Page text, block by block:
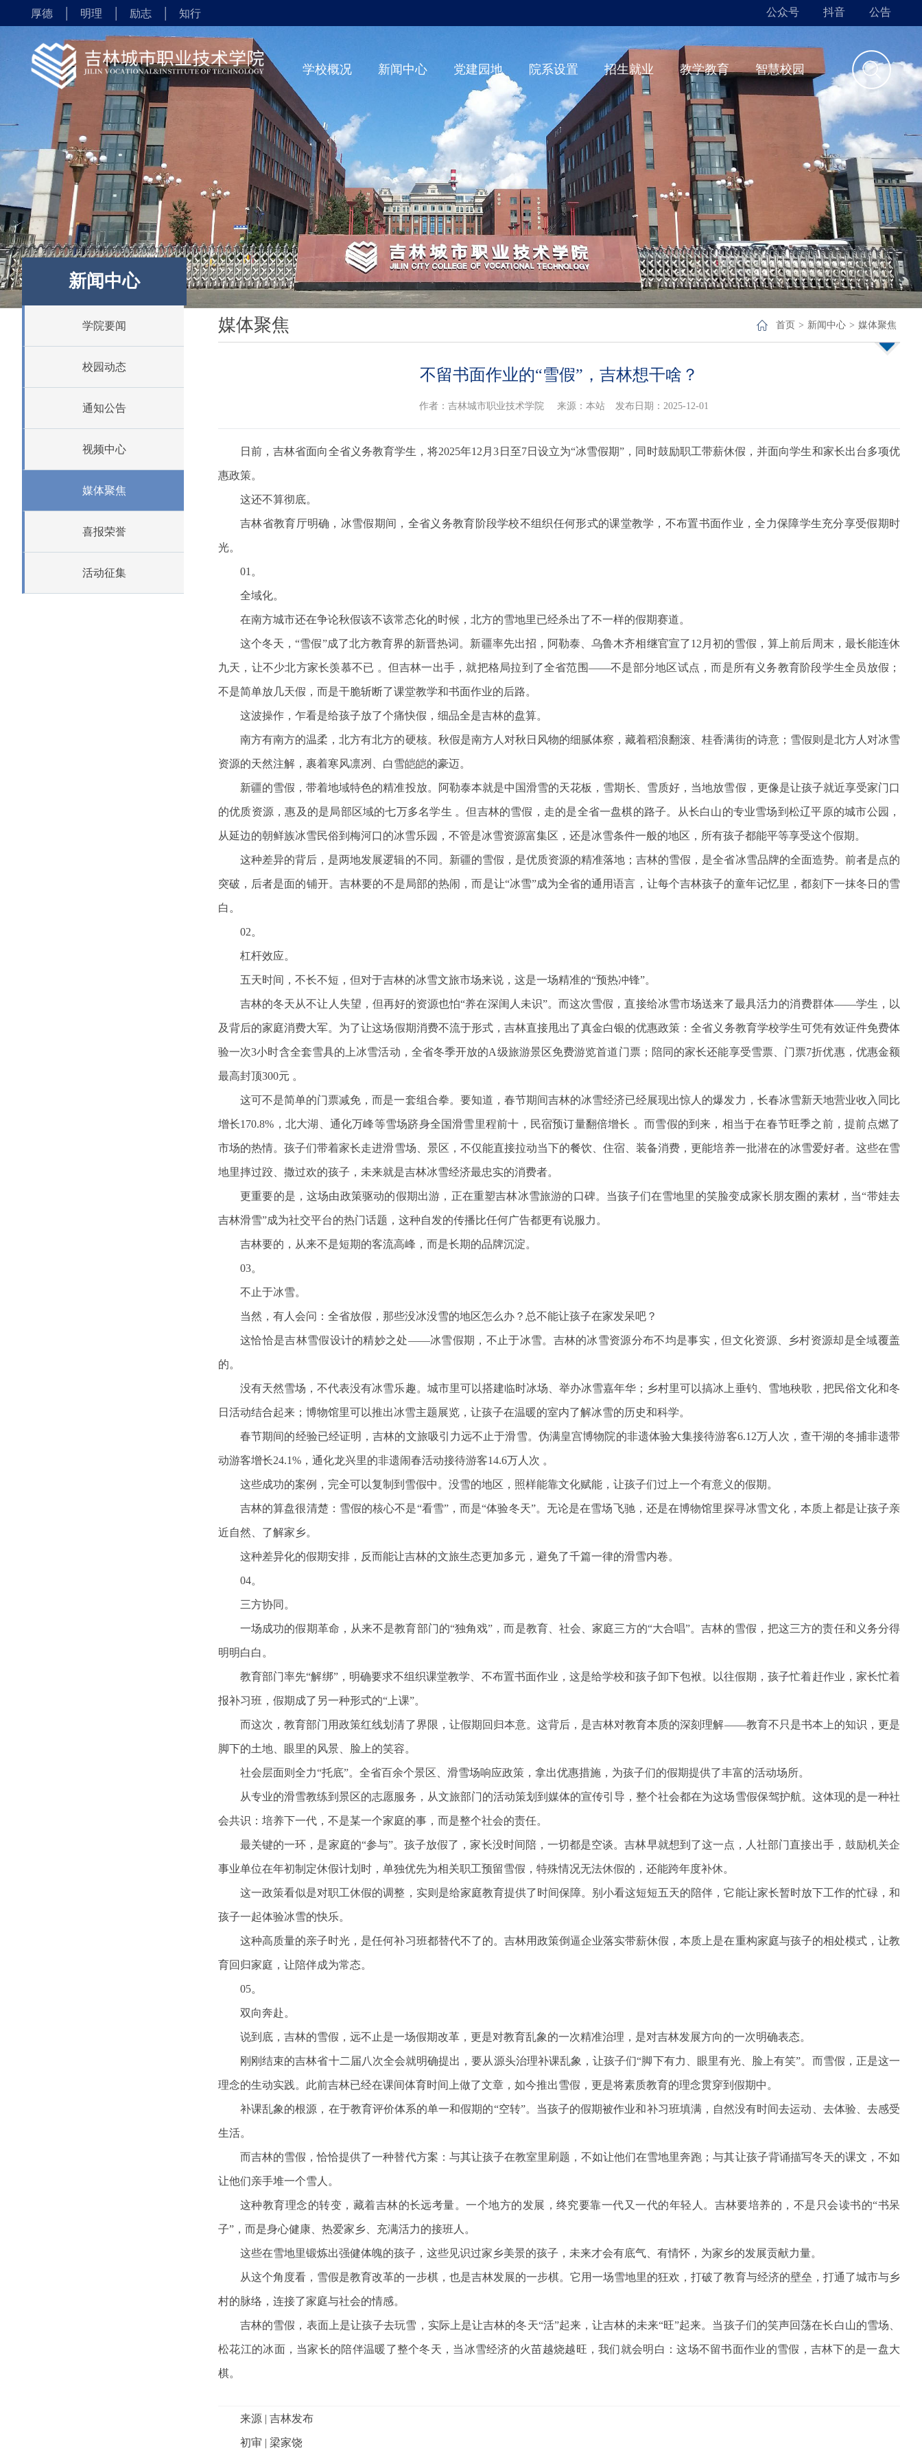
厚德 | 明理 | 励志 | 知行 公众号 抖音 公告
学校概况 新闻中心 党建园地 院系设置 招生就业 教学教育 智慧校园
新闻中心
学院要闻
校园动态
通知公告
视频中心
媒体聚焦
喜报荣誉
活动征集
媒体聚焦 首页 > 新闻中心 > 媒体聚焦
不留书面作业的“雪假”，吉林想干啥？
作者：吉林城市职业技术学院 来源：本站 发布日期：2025-12-01
日前，吉林省面向全省义务教育学生，将2025年12月3日至7日设立为“冰雪假期”，同时鼓励职工带薪休假，并面向学生和家长出台多项优
惠政策。
这还不算彻底。
吉林省教育厅明确，冰雪假期间，全省义务教育阶段学校不组织任何形式的课堂教学，不布置书面作业，全力保障学生充分享受假期时
光。
01。
全域化。
在南方城市还在争论秋假该不该常态化的时候，北方的雪地里已经杀出了不一样的假期赛道。
这个冬天，“雪假”成了北方教育界的新晋热词。新疆率先出招，阿勒泰、乌鲁木齐相继官宣了12月初的雪假，算上前后周末，最长能连休
九天，让不少北方家长羡慕不已 。但吉林一出手，就把格局拉到了全省范围——不是部分地区试点，而是所有义务教育阶段学生全员放假；
不是简单放几天假，而是干脆斩断了课堂教学和书面作业的后路。
这波操作，乍看是给孩子放了个痛快假，细品全是吉林的盘算。
南方有南方的温柔，北方有北方的硬核。秋假是南方人对秋日风物的细腻体察，藏着稻浪翻滚、桂香满街的诗意；雪假则是北方人对冰雪
资源的天然注解，裹着寒风凛冽、白雪皑皑的豪迈。
新疆的雪假，带着地域特色的精准投放。阿勒泰本就是中国滑雪的天花板，雪期长、雪质好，当地放雪假，更像是让孩子就近享受家门口
的优质资源，惠及的是局部区域的七万多名学生 。但吉林的雪假，走的是全省一盘棋的路子。从长白山的专业雪场到松辽平原的城市公园，
从延边的朝鲜族冰雪民俗到梅河口的冰雪乐园，不管是冰雪资源富集区，还是冰雪条件一般的地区，所有孩子都能平等享受这个假期。
这种差异的背后，是两地发展逻辑的不同。新疆的雪假，是优质资源的精准落地；吉林的雪假，是全省冰雪品牌的全面造势。前者是点的
突破，后者是面的铺开。吉林要的不是局部的热闹，而是让“冰雪”成为全省的通用语言，让每个吉林孩子的童年记忆里，都刻下一抹冬日的雪
白。
02。
杠杆效应。
五天时间，不长不短，但对于吉林的冰雪文旅市场来说，这是一场精准的“预热冲锋”。
吉林的冬天从不让人失望，但再好的资源也怕“养在深闺人未识”。而这次雪假，直接给冰雪市场送来了最具活力的消费群体——学生，以
及背后的家庭消费大军。为了让这场假期消费不流于形式，吉林直接甩出了真金白银的优惠政策：全省义务教育学校学生可凭有效证件免费体
验一次3小时含全套雪具的上冰雪活动，全省冬季开放的A级旅游景区免费游览首道门票；陪同的家长还能享受雪票、门票7折优惠，优惠金额
最高封顶300元 。
这可不是简单的门票减免，而是一套组合拳。要知道，春节期间吉林的冰雪经济已经展现出惊人的爆发力，长春冰雪新天地营业收入同比
增长170.8%，北大湖、通化万峰等雪场跻身全国滑雪里程前十，民宿预订量翻倍增长 。而雪假的到来，相当于在春节旺季之前，提前点燃了
市场的热情。孩子们带着家长走进滑雪场、景区，不仅能直接拉动当下的餐饮、住宿、装备消费，更能培养一批潜在的冰雪爱好者。这些在雪
地里摔过跤、撒过欢的孩子，未来就是吉林冰雪经济最忠实的消费者。
更重要的是，这场由政策驱动的假期出游，正在重塑吉林冰雪旅游的口碑。当孩子们在雪地里的笑脸变成家长朋友圈的素材，当“带娃去
吉林滑雪”成为社交平台的热门话题，这种自发的传播比任何广告都更有说服力。
吉林要的，从来不是短期的客流高峰，而是长期的品牌沉淀。
03。
不止于冰雪。
当然，有人会问：全省放假，那些没冰没雪的地区怎么办？总不能让孩子在家发呆吧？
这恰恰是吉林雪假设计的精妙之处——冰雪假期，不止于冰雪。吉林的冰雪资源分布不均是事实，但文化资源、乡村资源却是全域覆盖
的。
没有天然雪场，不代表没有冰雪乐趣。城市里可以搭建临时冰场、举办冰雪嘉年华；乡村里可以搞冰上垂钓、雪地秧歌，把民俗文化和冬
日活动结合起来；博物馆里可以推出冰雪主题展览，让孩子在温暖的室内了解冰雪的历史和科学。
春节期间的经验已经证明，吉林的文旅吸引力远不止于滑雪。伪满皇宫博物院的非遗体验大集接待游客6.12万人次，查干湖的冬捕非遗带
动游客增长24.1%，通化龙兴里的非遗闹春活动接待游客14.6万人次 。
这些成功的案例，完全可以复制到雪假中。没雪的地区，照样能靠文化赋能，让孩子们过上一个有意义的假期。
吉林的算盘很清楚：雪假的核心不是“看雪”，而是“体验冬天”。无论是在雪场飞驰，还是在博物馆里探寻冰雪文化，本质上都是让孩子亲
近自然、了解家乡。
这种差异化的假期安排，反而能让吉林的文旅生态更加多元，避免了千篇一律的滑雪内卷。
04。
三方协同。
一场成功的假期革命，从来不是教育部门的“独角戏”，而是教育、社会、家庭三方的“大合唱”。吉林的雪假，把这三方的责任和义务分得
明明白白。
教育部门率先“解绑”，明确要求不组织课堂教学、不布置书面作业，这是给学校和孩子卸下包袱。以往假期，孩子忙着赶作业，家长忙着
报补习班，假期成了另一种形式的“上课”。
而这次，教育部门用政策红线划清了界限，让假期回归本意。这背后，是吉林对教育本质的深刻理解——教育不只是书本上的知识，更是
脚下的土地、眼里的风景、脸上的笑容。
社会层面则全力“托底”。全省百余个景区、滑雪场响应政策，拿出优惠措施，为孩子们的假期提供了丰富的活动场所。
从专业的滑雪教练到景区的志愿服务，从文旅部门的活动策划到媒体的宣传引导，整个社会都在为这场雪假保驾护航。这体现的是一种社
会共识：培养下一代，不是某一个家庭的事，而是整个社会的责任。
最关键的一环，是家庭的“参与”。孩子放假了，家长没时间陪，一切都是空谈。吉林早就想到了这一点，人社部门直接出手，鼓励机关企
事业单位在年初制定休假计划时，单独优先为相关职工预留雪假，特殊情况无法休假的，还能跨年度补休。
这一政策看似是对职工休假的调整，实则是给家庭教育提供了时间保障。别小看这短短五天的陪伴，它能让家长暂时放下工作的忙碌，和
孩子一起体验冰雪的快乐。
这种高质量的亲子时光，是任何补习班都替代不了的。吉林用政策倒逼企业落实带薪休假，本质上是在重构家庭与孩子的相处模式，让教
育回归家庭，让陪伴成为常态。
05。
双向奔赴。
说到底，吉林的雪假，远不止是一场假期改革，更是对教育乱象的一次精准治理，是对吉林发展方向的一次明确表态。
刚刚结束的吉林省十二届八次全会就明确提出，要从源头治理补课乱象，让孩子们“脚下有力、眼里有光、脸上有笑”。而雪假，正是这一
理念的生动实践。此前吉林已经在课间体育时间上做了文章，如今推出雪假，更是将素质教育的理念贯穿到假期中。
补课乱象的根源，在于教育评价体系的单一和假期的“空转”。当孩子的假期被作业和补习班填满，自然没有时间去运动、去体验、去感受
生活。
而吉林的雪假，恰恰提供了一种替代方案：与其让孩子在教室里刷题，不如让他们在雪地里奔跑；与其让孩子背诵描写冬天的课文，不如
让他们亲手堆一个雪人。
这种教育理念的转变，藏着吉林的长远考量。一个地方的发展，终究要靠一代又一代的年轻人。吉林要培养的，不是只会读书的“书呆
子”，而是身心健康、热爱家乡、充满活力的接班人。
这些在雪地里锻炼出强健体魄的孩子，这些见识过家乡美景的孩子，未来才会有底气、有情怀，为家乡的发展贡献力量。
从这个角度看，雪假是教育改革的一步棋，也是吉林发展的一步棋。它用一场雪地里的狂欢，打破了教育与经济的壁垒，打通了城市与乡
村的脉络，连接了家庭与社会的情感。
吉林的雪假，表面上是让孩子去玩雪，实际上是让吉林的冬天“活”起来，让吉林的未来“旺”起来。当孩子们的笑声回荡在长白山的雪场、
松花江的冰面，当家长的陪伴温暖了整个冬天，当冰雪经济的火苗越烧越旺，我们就会明白：这场不留书面作业的雪假，吉林下的是一盘大
棋。
来源 | 吉林发布
初审 | 梁家饶